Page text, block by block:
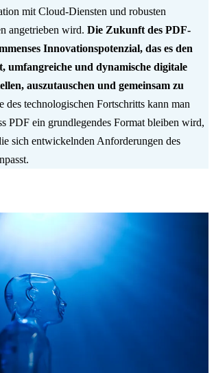
mit Cloud-Diensten und robusten
angetrieben wird. Die Zukunft des PDF-
Innovationspotenzial, das es den
umfangreiche und dynamische digitale
auszutauschen und gemeinsam zu
des technologischen Fortschritts kann man
PDF ein grundlegendes Format bleiben wird,
sich entwickelnden Anforderungen des